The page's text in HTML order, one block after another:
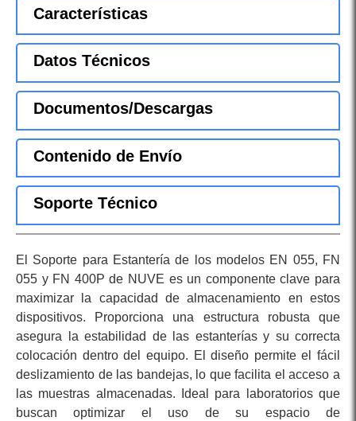
Características
Datos Técnicos
Documentos/Descargas
Contenido de Envío
Soporte Técnico
El Soporte para Estantería de los modelos EN 055, FN
055 y FN 400P de NUVE es un componente clave para
maximizar la capacidad de almacenamiento en estos
dispositivos. Proporciona una estructura robusta que
asegura la estabilidad de las estanterías y su correcta
colocación dentro del equipo. El diseño permite el fácil
deslizamiento de las bandejas, lo que facilita el acceso a
las muestras almacenadas. Ideal para laboratorios que
buscan optimizar el uso de su espacio de